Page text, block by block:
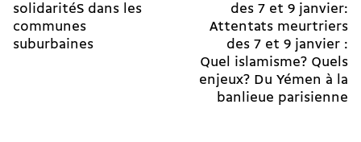
solidaritéS dans les
communes
suburbaines
des 7 et 9 janvier:
Attentats meurtriers
des 7 et 9 janvier :
Quel islamisme? Quels
enjeux? Du Yémen à la
banlieue parisienne